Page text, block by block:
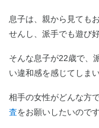
息子は、親から見ても
せんし、派手でも遊び
そんな息子が22歳で、
い違和感を感じてしまい
相手の女性がどんな方
査をお願いしたいのです